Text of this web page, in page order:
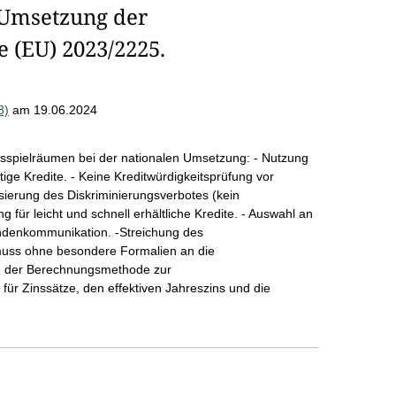
der
2023/2225.
am 19.06.2024
bei der nationalen Umsetzung: - Nutzung
Kredite. - Keine Kreditwürdigkeitsprüfung vor
des Diskriminierungsverbotes (kein
für leicht und schnell erhältliche Kredite. - Auswahl an
-Streichung des
ohne besondere Formalien an die
Berechnungsmethode zur
Zinssätze, den effektiven Jahreszins und die